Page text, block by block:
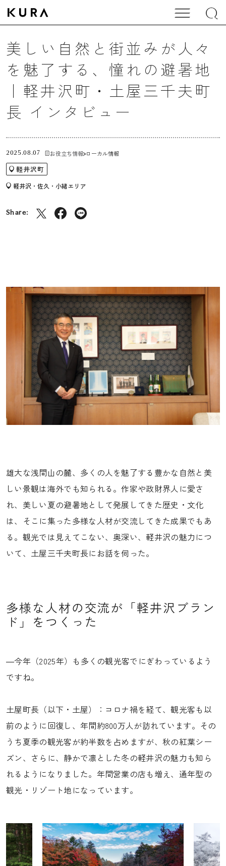
美しい自然と街並みが人々
を魅了する、憧れの避暑地
｜軽井沢町・土屋三千夫町
長 インタビュー
2025.08.07 お役立ち情報 ローカル情報
軽井沢町
軽井沢・佐久・小緒エリア
Share:
雄大な浅間山の麓、多くの人を魅了する豊かな自然と美
しい景観は海外でも知られる。作家や政財界人に愛さ
れ、美しい夏の避暑地として発展してきた歴史・文化
は、そこに集った多様な人材が交流してきた成果でもあ
る。観光では見えてこない、奥深い、軽井沢の魅力につ
いて、土屋三千夫町長にお話を伺った。
多様な人材の交流が「軽井沢ブラン
ド」をつくった
―今年（2025年）も多くの観光客でにぎわっているよう
ですね。
土屋町長（以下・土屋）：コロナ禍を経て、観光客も以
前のように回復し、年間約800万人が訪れています。その
うち夏季の観光客が約半数を占めますが、秋の紅葉シー
ズン、さらに、静かで凛とした冬の軽井沢の魅力も知ら
れるようになりました。年間営業の店も増え、通年型の
観光・リゾート地になっています。